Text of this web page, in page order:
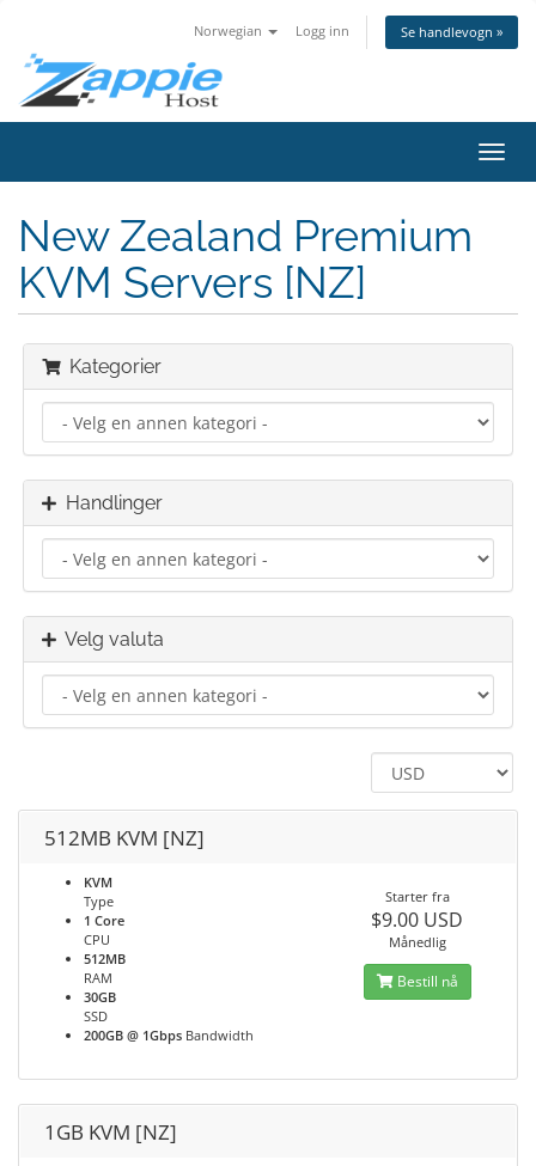
Norwegian Logg inn Se handlevogn »
Bytt
New Zealand Premium
KVM Servers [NZ]
Kategorier
Handlinger
Velg valuta
512MB KVM [NZ]
KVM
Type
1 Core
CPU
512MB
RAM
30GB
SSD
200GB @ 1Gbps Bandwidth
Starter fra
$9.00 USD
Månedlig
Bestill nå
1GB KVM [NZ]